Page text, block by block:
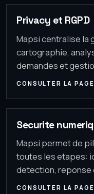
Privacy et RGPD
Mapsi centralise la
cartographie,
demandes et
CONSULTER LA PAGE
Securite
Mapsi permet de
toutes les etapes:
detection, reponse
CONSULTER LA PAGE